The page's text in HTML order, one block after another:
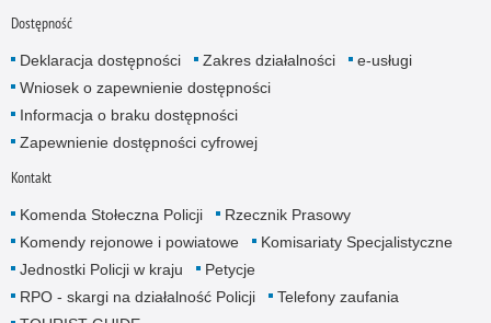
Dostępność
Deklaracja dostępności Zakres działalności
e-usługi
Wniosek o zapewnienie dostępności
Informacja o braku dostępności
Zapewnienie dostępności cyfrowej
Kontakt
Komenda Stołeczna Policji
Rzecznik Prasowy
Komendy rejonowe i powiatowe
Komisariaty Specjalistyczne
Jednostki Policji w kraju
Petycje
RPO - skargi na działalność Policji
Telefony zaufania